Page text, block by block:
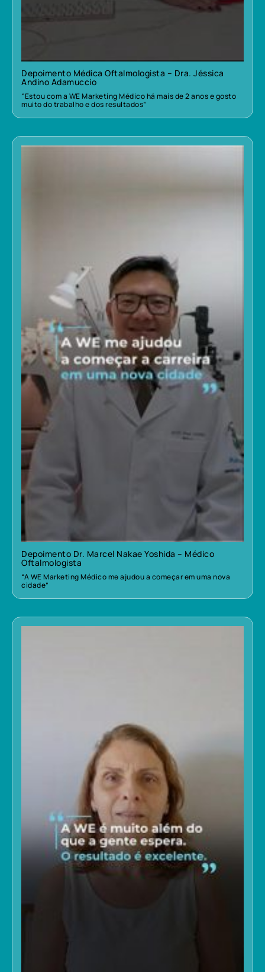
Depoimento Médica Oftalmologista – Dra. Jéssica
Andino Adamuccio
“Estou com a WE Marketing Médico há mais de 2 anos e gosto
muito do trabalho e dos resultados”
Depoimento Dr. Marcel Nakae Yoshida – Médico
Oftalmologista
“A WE Marketing Médico me ajudou a começar em uma nova
cidade”